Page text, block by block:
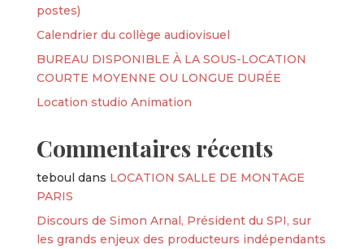
postes)
Calendrier du collège audiovisuel
BUREAU DISPONIBLE À LA SOUS-LOCATION
COURTE MOYENNE OU LONGUE DURÉE
Location studio Animation
Commentaires récents
teboul dans LOCATION SALLE DE MONTAGE
PARIS
Discours de Simon Arnal, Président du SPI, sur
les grands enjeux des producteurs indépendants